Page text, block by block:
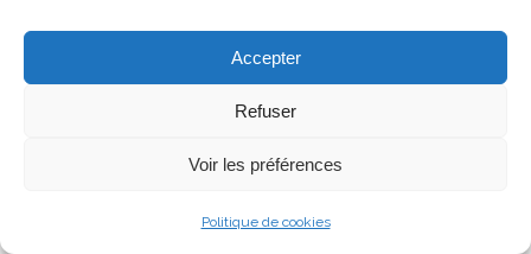
Accepter
Refuser
Voir les préférences
Politique de cookies
approach, may have a beneficial impact on those
Cliquez pour accepter les cookies